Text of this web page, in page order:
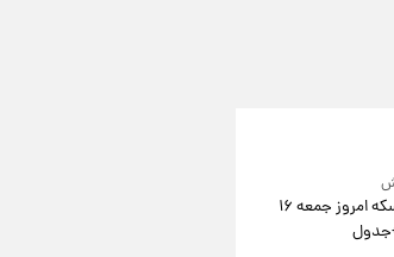
قیمت طلا و سکه امروز جمعه ۱۶